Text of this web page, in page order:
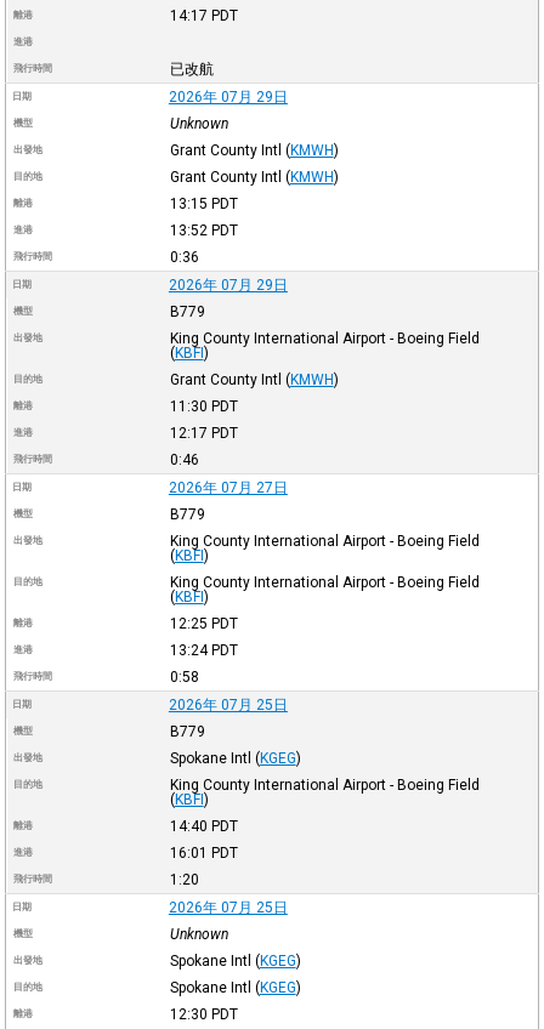
離港 14:17 PDT
進港
飛行時間 已改航
日期 2026年 07月 29日
機型 Unknown
出發地 Grant County Intl (KMWH)
目的地 Grant County Intl (KMWH)
離港 13:15 PDT
進港 13:52 PDT
飛行時間 0:36
日期 2026年 07月 29日
機型 B779
出發地
King County International Airport - Boeing Field
(KBFI )
目的地 Grant County Intl (KMWH)
離港 11:30 PDT
進港 12:17 PDT
飛行時間 0:46
日期 2026年 07月 27日
機型 B779
出發地
King County International Airport - Boeing Field
(KBFI)
目的地
King County International Airport - Boeing Field
(KBFI)
離港 12:25 PDT
進港 13:24 PDT
飛行時間 0:58
日期 2026年 07月 25日
機型 B779
出發地 Spokane Intl (KGEG)
目的地
King County International Airport - Boeing Field
(KBFI )
離港 14:40 PDT
進港 16:01 PDT
飛行時間 1:20
日期 2026年 07月 25日
機型 Unknown
出發地 Spokane Intl (KGEG)
目的地 Spokane Intl (KGEG)
離港 12:30 PDT